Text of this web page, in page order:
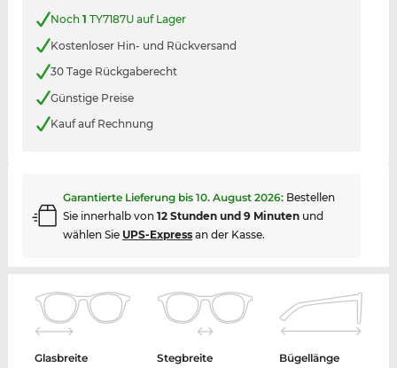
Noch 1 TY7187U auf Lager
Kostenloser Hin- und Rückversand
30 Tage Rückgaberecht
Günstige Preise
Kauf auf Rechnung
Garantierte Lieferung bis 10. August 2026: Bestellen
Sie innerhalb von 12 Stunden und 9 Minutenund
wählen Sie UPS-Expressan der Kasse.
Glasbreite
Stegbreite
Bügellänge